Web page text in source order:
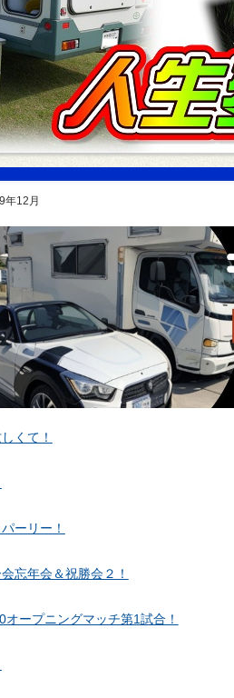
年12月
くて！
ーリー！
忘年会＆祝勝会２！
オープニングマッチ第1試合！